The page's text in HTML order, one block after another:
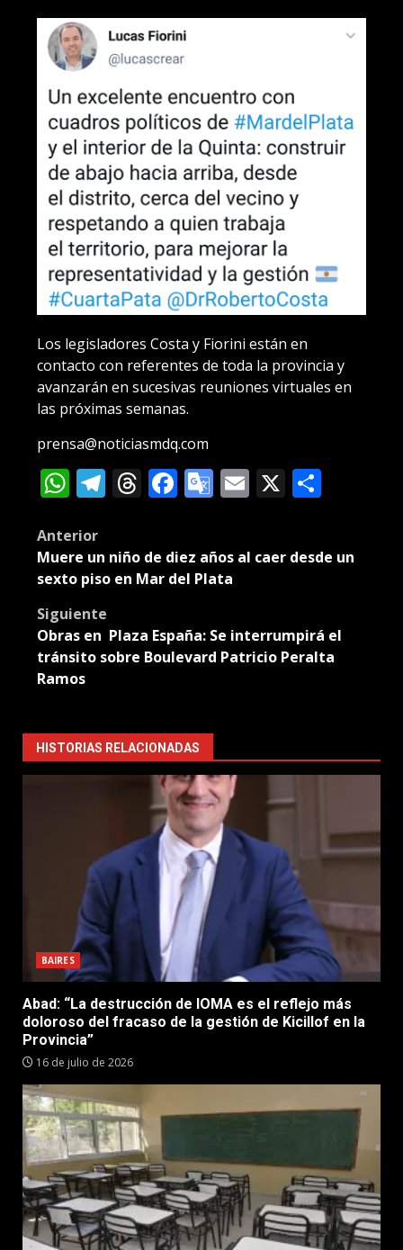
Los legisladores Costa y Fiorini están en
contacto con referentes de toda la provincia y
avanzarán en sucesivas reuniones virtuales en
las próximas semanas.
prensa@noticiasmdq.com
WhatsApp
Telegram
Threads
Facebook
Google
Email
X
Post
navigation
Anterior
Muere un niño de diez años al caer desde un
sexto piso en Mar del Plata
Siguiente
Obras en Plaza España: Se interrumpirá el
tránsito sobre Boulevard Patricio Peralta
Ramos
HISTORIAS RELACIONADAS
BAIRES
Abad: “La destrucción de IOMA es el reflejo más
doloroso del fracaso de la gestión de Kicillof en la
Provincia”
16 de julio de 2026